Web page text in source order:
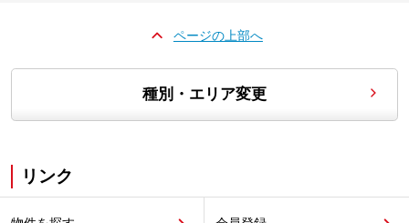
ページの上部へ
種別・エリア変更
リンク